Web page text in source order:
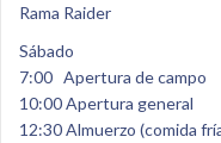
Rama Raider
Sábado
7:00 Apertura de campo
10:00 Apertura general
12:30 Almuerzo (comida